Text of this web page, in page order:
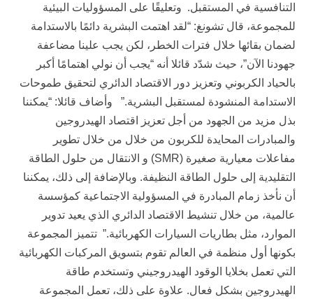
التنافسية في المستقبل. وتعليقًا على المسؤوليات البيئية
للمجموعة، قال تشونغ: “لقد اهتمت البشرية دائمًا بالاستدامة
لضمان بقائها خلال فترات الخطر، لكن يجب علينا مضاعفة
جهودنا الآن”، حيث شدّد قائلا أنه “يجب أن نولي اهتمامًا أكبر
بالحياد الكربوني وتعزيز دور الاقتصاد الدائري لتحقيق طموحات
الاستدامة المنشودة لمستقبل البشرية.” وأضاف قائلا: “يمكننا
بذل مزيد من الجهود من أجل تعزيز اقتصاد الهيدروجين
والمبادرات المحايدة للكربون من خلال من خلال تطوير
مفاعلات معيارية صغيرة (SMR) و الانتقال من حلول الطاقة
التقليدية إلى حلول الطاقة النظيفة. وبالإضافة إلى ذلك، يمكننا
أن نأخذ زمام المبادرة في المسؤولية الاجتماعية كمؤسسة
عالمية، من خلال تنشيط الاقتصاد الدائري الذي يعيد تدوير
الموارد، مثل بطاريات السيارات الكهربائية.” تتميز المجموعة
بكونها أول منظمة في العالم تقوم بتسويق المركبات الكهربائية
التي تعمل بخلايا الوقود الهيدروجيني وتستخدم طاقة
الهيدروجين بشكل فعال. علاوة على ذلك، تعمل المجموعة